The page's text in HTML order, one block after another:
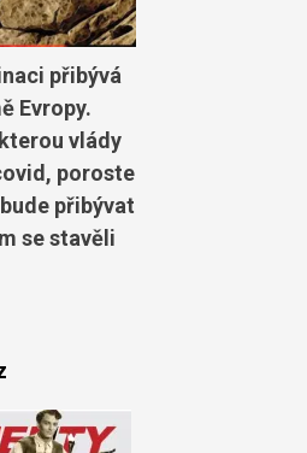
přibývá
Evropy.
vlády
poroste
přibývat
se stavěli